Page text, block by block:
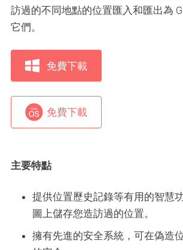
訪過的不同地點的位置匯入和匯出為
它們。
免費下載
免費下載
主要特點
提供位置歷史記錄等有用的智慧
圖上儲存您造訪過的位置。
擁有先進的安全系統，可在偽造